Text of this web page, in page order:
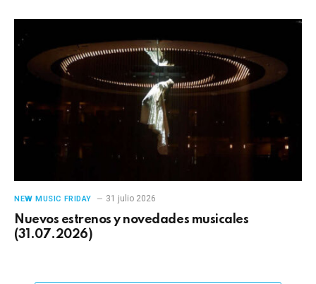
NEW MUSIC FRIDAY 31 julio 2026
Nuevos estrenos y novedades musicales
(31.07.2026)